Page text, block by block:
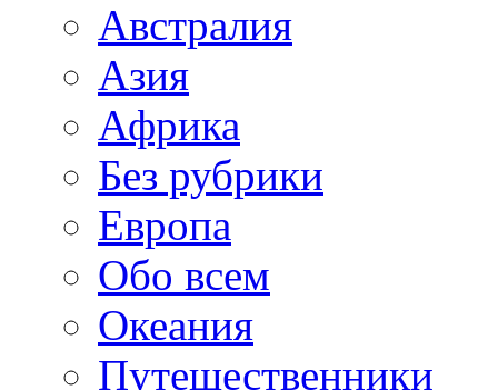
Австралия
Азия
Африка
Без рубрики
Европа
Обо всем
Океания
Путешественники